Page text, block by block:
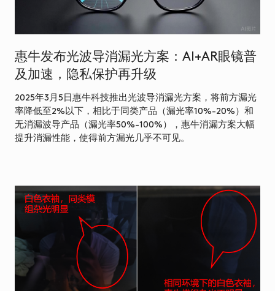
惠牛发布光波导消漏光方案：AI+AR眼镜普
及加速，隐私保护再升级
2025年3月5日惠牛科技推出光波导消漏光方案，将前方漏光
率降低至2%以下，相比于同类产品（漏光率10%-20%）和
无消漏波导产品（漏光率50%-100%），惠牛消漏方案大幅
提升消漏性能，使得前方漏光几乎不可见。